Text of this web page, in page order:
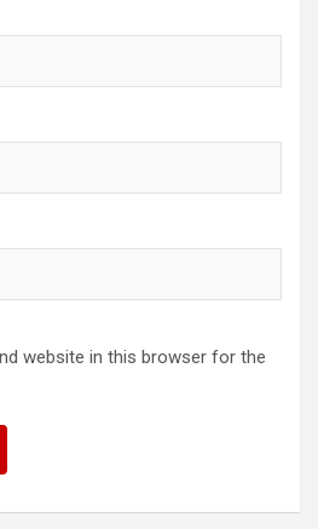
website in this browser for the